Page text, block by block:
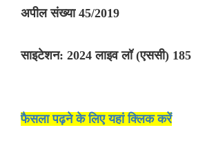
अपील संख्या 45/2019
साइटेशन: 2024 लाइव लॉ (एससी) 185
फैसला पढ़ने के लिए यहां क्लिक करें